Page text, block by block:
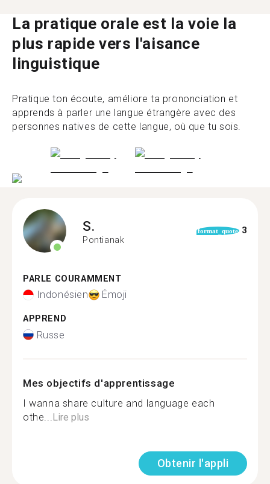
La pratique orale est la voie la
plus rapide vers l'aisance
linguistique
Pratique ton écoute, améliore ta prononciation et
apprends à parler une langue étrangère avec des
personnes natives de cette langue, où que tu sois.
S.
Pontianak
format_quote 3
PARLE COURAMMENT
Indonésien Émoji
APPREND
Russe
Mes objectifs d'apprentissage
I wanna share culture and language each
othe... Lire plus
Obtenir l'appli